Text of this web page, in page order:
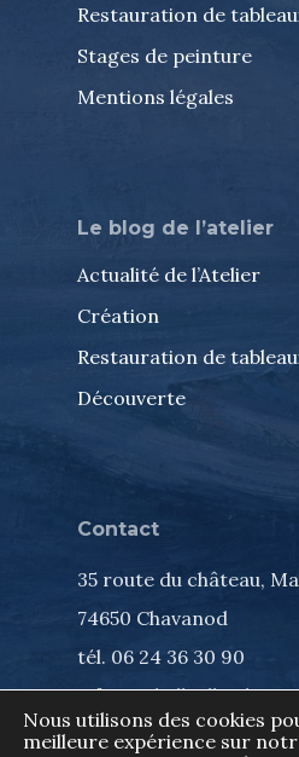
Restauration de
Stages de peinture
Mentions légales
Le blog de l’atelier
Actualité de l’Atelier
Création
Restauration de
Découverte
Contact
35 route du château,
74650 Chavanod
tél. 06 24 36 30 90
info@isabelleallard.com
Nous utilisons des cookies
meilleure expérience sur